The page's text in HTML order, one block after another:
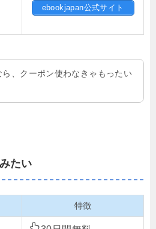
ebookjapan公式サイト
ら、クーポン使わなきゃもったい
たい
特徴